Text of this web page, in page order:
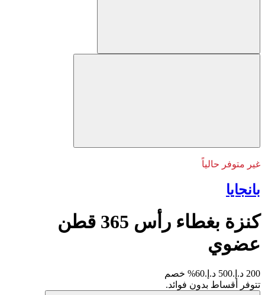
غير متوفر حالياً
بانجايا
كنزة بغطاء رأس 365 قطن
عضوي
200 د.إ. 500 د.إ.
60% خصم
تتوفر أقساط بدون فوائد.